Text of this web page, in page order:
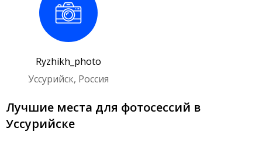
Ryzhikh_photo
Уссурийск, Россия
Лучшие места для фотосессий в
Уссурийске